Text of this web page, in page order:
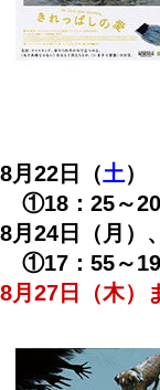
8月22日（土）
①18：25～
8月24日（月）
①17：55～
8月27日（木）